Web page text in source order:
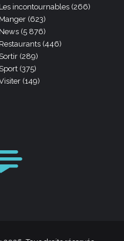
Les incontournables (266)
Manger (623)
News (5 876)
Restaurants (446)
Sortir (289)
Sport (375)
(149)